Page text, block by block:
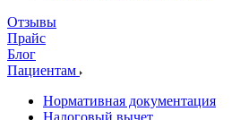
Отзывы
Прайс
Блог
Пациентам
Нормативная документация
Налоговый вычет